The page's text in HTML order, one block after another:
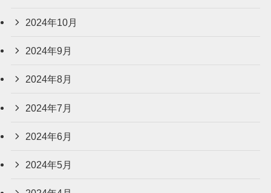
2024年10月
2024年9月
2024年8月
2024年7月
2024年6月
2024年5月